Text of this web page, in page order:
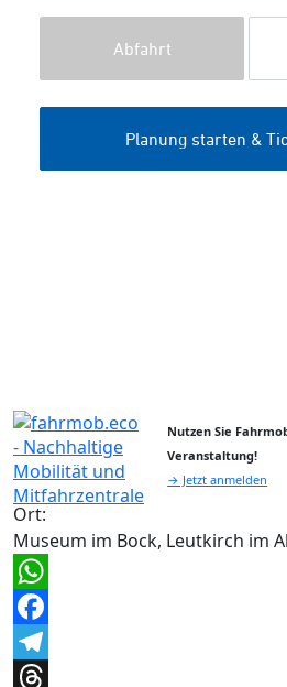
Nutzen Sie
Veranstaltung!
→ Jetzt anmelden
Ort:
Museum im Bock, Leutkirch im
WhatsApp
Facebook
Telegram